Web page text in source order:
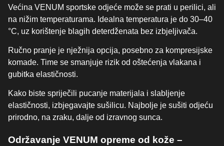
Većina VENUM sportske odjeće može se prati u perilici, ali
na nižim temperaturama. Idealna temperatura je do 30–40
°C, uz korištenje blagih deterdženata bez izbjeljivača.
Ručno pranje je nježnija opcija, posebno za kompresijske
komade. Time se smanjuje rizik od oštećenja vlakana i
gubitka elastičnosti.
Kako biste spriječili pucanje materijala i slabljenje
elastičnosti, izbjegavajte sušilicu. Najbolje je sušiti odjeću
prirodno, na zraku, dalje od izravnog sunca.
Održavanje VENUM opreme od kože –